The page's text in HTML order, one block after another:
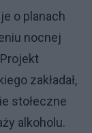
o planach
nocnej
zakładał,
stołeczne
alkoholu.